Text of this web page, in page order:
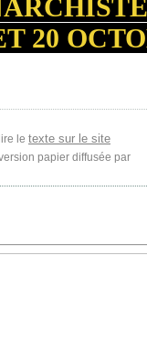
20
lire le texte sur le site
papier diffusée par